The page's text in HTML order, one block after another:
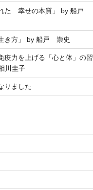
れた 幸せの本質」 by 船戸
き方」 by 船戸 崇史
疫力を上げる「心と体」の習
圭子
りました